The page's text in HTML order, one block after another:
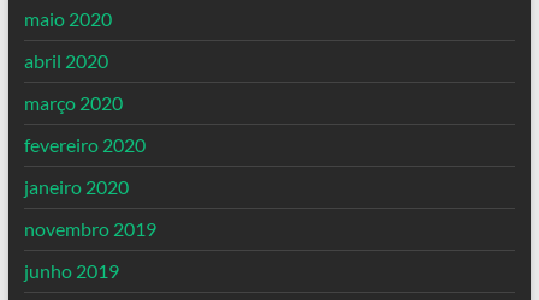
maio 2020
abril 2020
março 2020
fevereiro 2020
janeiro 2020
novembro 2019
junho 2019